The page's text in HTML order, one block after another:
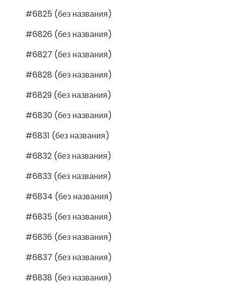
#6825 (без названия)
#6826 (без названия)
#6827 (без названия)
#6828 (без названия)
#6829 (без названия)
#6830 (без названия)
#6831 (без названия)
#6832 (без названия)
#6833 (без названия)
#6834 (без названия)
#6835 (без названия)
#6836 (без названия)
#6837 (без названия)
#6838 (без названия)